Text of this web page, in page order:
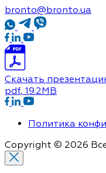
bronto@bronto.ua
Скачать
pdf, 19.2MB
Политика
Copyright © 2026